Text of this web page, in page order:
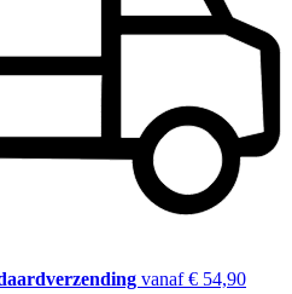
vanaf € 54,90